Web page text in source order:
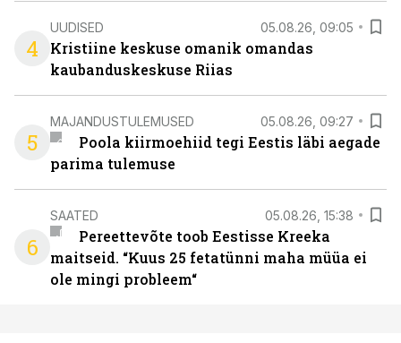
4
UUDISED 05.08.26, 09:05
Kristiine keskuse omanik omandas
kaubanduskeskuse Riias
5
MAJANDUSTULEMUSED 05.08.26, 09:27
Poola kiirmoehiid tegi Eestis läbi aegade
parima tulemuse
6
SAATED 05.08.26, 15:38
Pereettevõte toob Eestisse Kreeka
maitseid. “Kuus 25 fetatünni maha müüa ei
ole mingi probleem“